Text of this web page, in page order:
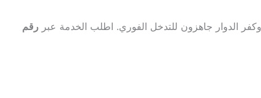
الدوار جاهزون للتدخل الفوري. اطلب الخدمة عبر رقم